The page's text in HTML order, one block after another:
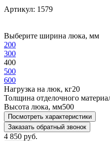
Артикул: 1579
Выберите ширина люка, мм
200
300
400
500
600
Нагрузка на люк, кг20
Толщина отделочного
Высота люка, мм500
Посмотреть характеристики
Заказать обратный звонок
4 850 руб.